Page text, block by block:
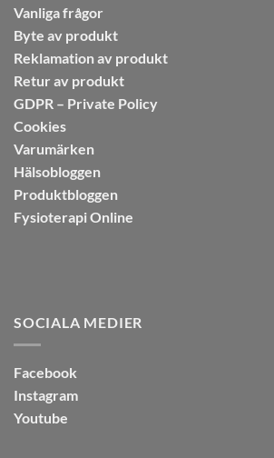
Vanliga frågor
Byte av produkt
Reklamation av produkt
Retur av produkt
GDPR – Private Policy
Cookies
Varumärken
Hälsobloggen
Produktbloggen
Fysioterapi Online
SOCIALA MEDIER
Facebook
Instagram
Youtube